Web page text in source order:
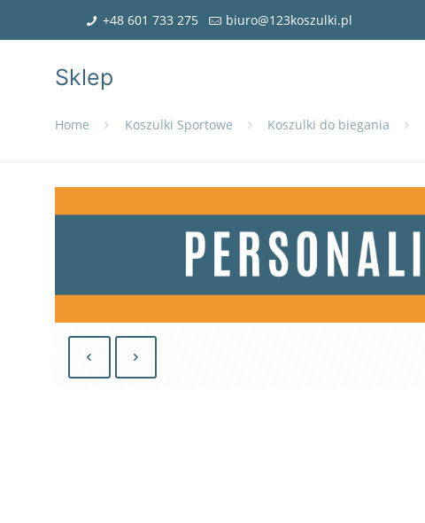
+48 601 733 275 biuro@123koszulki.pl
Sklep
Home Koszulki Sportowe Koszulki do biegania